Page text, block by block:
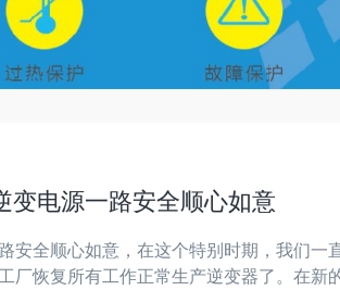
变电源一路安全顺心如意
安全顺心如意，在这个特别时期，我们一
厂恢复所有工作正常生产逆变器了。在新